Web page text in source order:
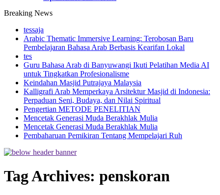
Breaking News
tessaja
Arabic Thematic Immersive Learning: Terobosan Baru
Pembelajaran Bahasa Arab Berbasis Kearifan Lokal
tes
Guru Bahasa Arab di Banyuwangi Ikuti Pelatihan Media AI
untuk Tingkatkan Profesionalisme
Keindahan Masjid Putrajaya Malaysia
Kalligrafi Arab Memperkaya Arsitektur Masjid di Indonesia:
Perpaduan Seni, Budaya, dan Nilai Spiritual
Pengertian METODE PENELITIAN
Mencetak Generasi Muda Berakhlak Mulia
Mencetak Generasi Muda Berakhlak Mulia
Pembaharuan Pemikiran Tentang Mempelajari Ruh
Tag Archives: penskoran